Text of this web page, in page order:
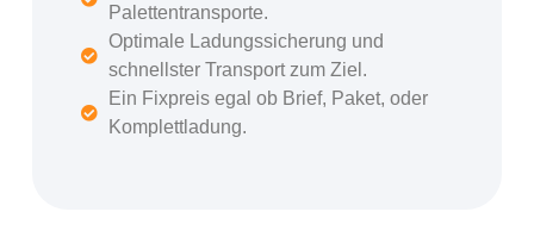
Palettentransporte.
Optimale Ladungssicherung und
schnellster Transport zum Ziel.
Ein Fixpreis egal ob Brief, Paket, oder
Komplettladung.